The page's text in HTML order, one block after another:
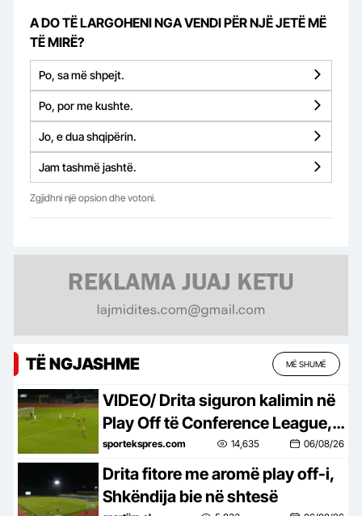
A DO TË LARGOHENI NGA VENDI PËR NJË JETË MË
TË MIRË?
Po, sa më shpejt.
Po, por me kushte.
Jo, e dua shqipërin.
Jam tashmë jashtë.
Zgjidhni një opsion dhe votoni.
TË NGJASHME MË SHUMË
VIDEO/ Drita siguron kalimin në
Play Off të Conference League, e
mbyll me një ndeshje takimin
kundër Tre Fiorit
sportekspres.com 14,635 06/08/26
Drita fitore me aromë play off-i,
Shkëndija bie në shtesë